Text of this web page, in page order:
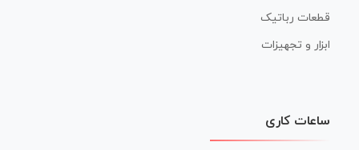
قطعات رباتیک
ابزار و تجهیزات
ساعات کاری